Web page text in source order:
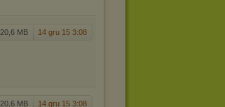
20,6 MB 14 gru 15 3:08
20,6 MB 14 gru 15 3:08